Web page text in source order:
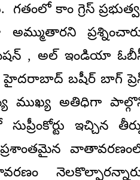
కాం గ్రెస్
, అల్ ఇండియా
హైదరాబాద్ బషీర్ బాగ్
ముఖ్య అతిధిగా
ఇచ్చిన
ప్రశాంతమైన